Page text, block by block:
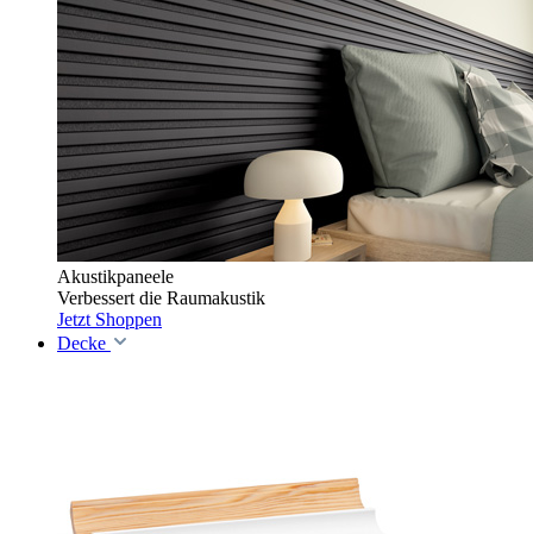
Akustikpaneele
Verbessert die Raumakustik
Jetzt Shoppen
Decke